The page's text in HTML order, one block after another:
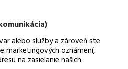
alebo služby a zároveň ste
marketingových oznámení,
na zasielanie našich